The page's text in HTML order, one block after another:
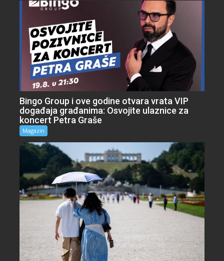
Bingo Group i ove godine otvara vrata VIP
događaja građanima: Osvojite ulaznice za
koncert Petra Graše
Magazin